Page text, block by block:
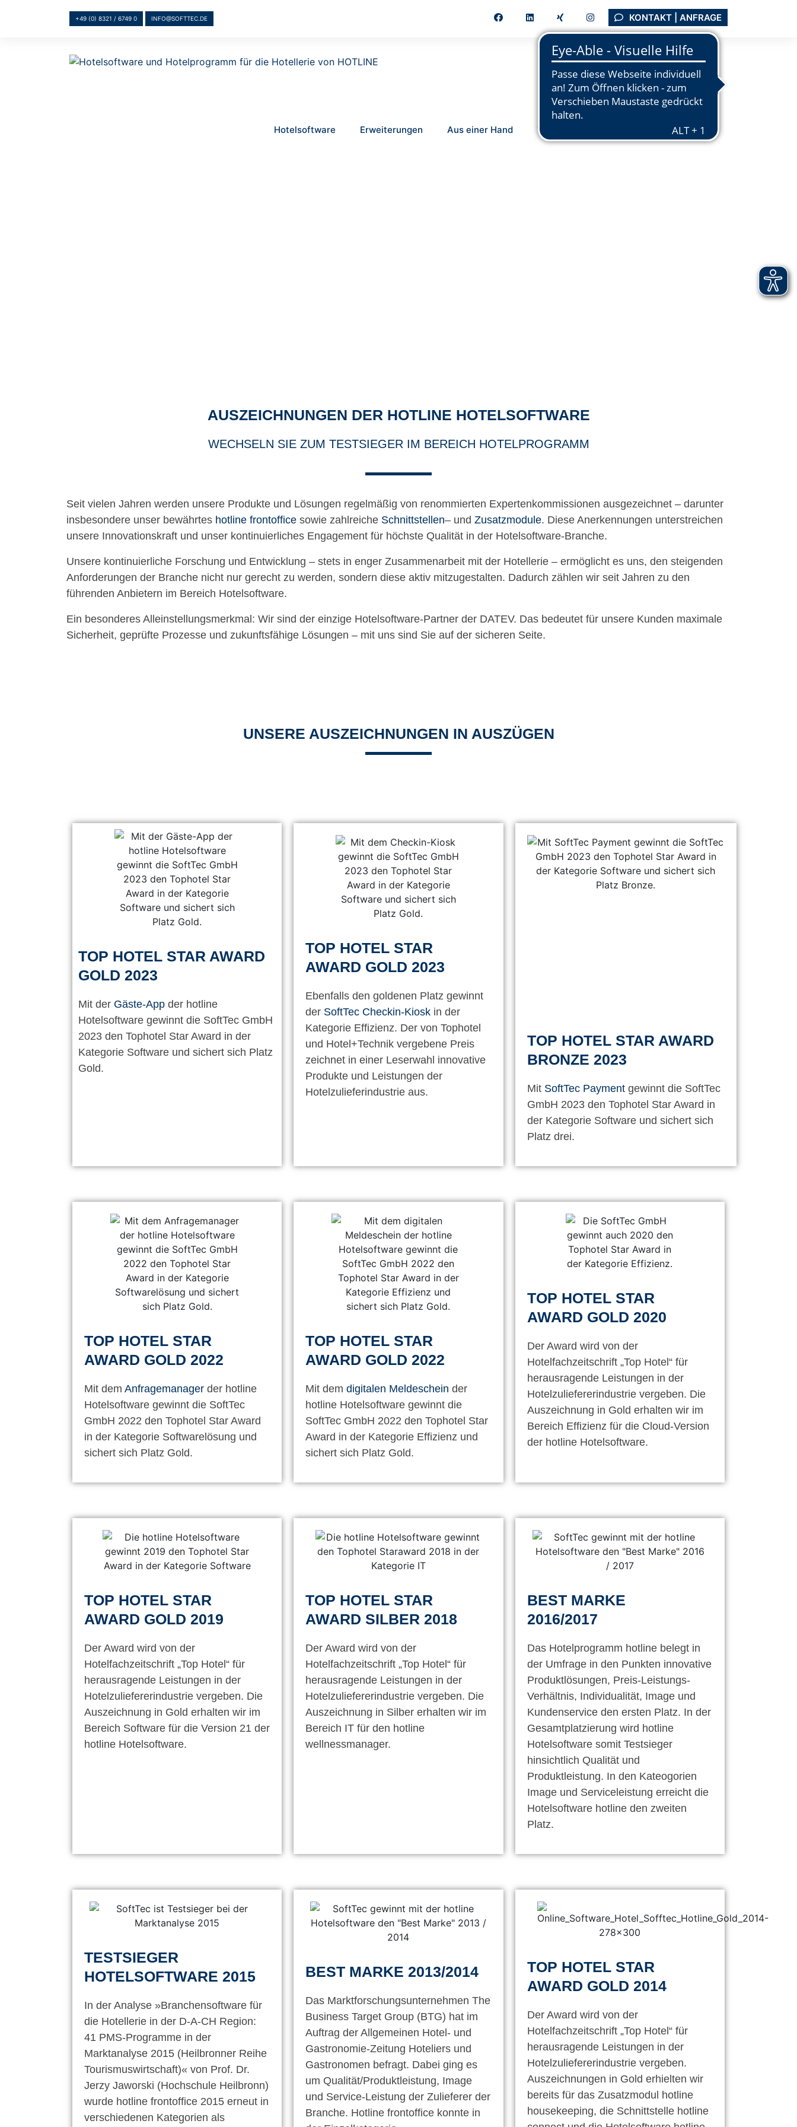
+49 (0) 8321 / 6749 0 INFO@SOFTTEC.DE KONTAKT | ANFRAGE
Hotelsoftware Erweiterungen Aus einer Hand Tutorials Unternehmen
AUSZEICHNUNGEN DER HOTLINE HOTELSOFTWARE
WECHSELN SIE ZUM TESTSIEGER IM BEREICH HOTELPROGRAMM
Seit vielen Jahren werden unsere Produkte und Lösungen regelmäßig von renommierten Expertenkommissionen ausgezeichnet – darunter
insbesondere unser bewährtes hotline frontoffice sowie zahlreiche Schnittstellen– und Zusatzmodule. Diese Anerkennungen unterstreichen
unsere Innovationskraft und unser kontinuierliches Engagement für höchste Qualität in der Hotelsoftware-Branche.
Unsere kontinuierliche Forschung und Entwicklung – stets in enger Zusammenarbeit mit der Hotellerie – ermöglicht es uns, den steigenden
Anforderungen der Branche nicht nur gerecht zu werden, sondern diese aktiv mitzugestalten. Dadurch zählen wir seit Jahren zu den
führenden Anbietern im Bereich Hotelsoftware.
Ein besonderes Alleinstellungsmerkmal: Wir sind der einzige Hotelsoftware-Partner der DATEV. Das bedeutet für unsere Kunden maximale
Sicherheit, geprüfte Prozesse und zukunftsfähige Lösungen – mit uns sind Sie auf der sicheren Seite.
UNSERE AUSZEICHNUNGEN IN AUSZÜGEN
TOP HOTEL STAR AWARD
GOLD 2023
Mit der Gäste-App der hotline
Hotelsoftware gewinnt die SoftTec GmbH
2023 den Tophotel Star Award in der
Kategorie Software und sichert sich Platz
Gold.
TOP HOTEL STAR
AWARD GOLD 2023
Ebenfalls den goldenen Platz gewinnt
der SoftTec Checkin-Kiosk in der
Kategorie Effizienz. Der von Tophotel
und Hotel+Technik vergebene Preis
zeichnet in einer Leserwahl innovative
Produkte und Leistungen der
Hotelzulieferindustrie aus.
TOP HOTEL STAR AWARD
BRONZE 2023
Mit SoftTec Paymentgewinnt die SoftTec
GmbH 2023 den Tophotel Star Award in
der Kategorie Software und sichert sich
Platz drei.
TOP HOTEL STAR
AWARD GOLD 2022
Mit dem Anfragemanager der hotline
Hotelsoftware gewinnt die SoftTec
GmbH 2022 den Tophotel Star Award
in der Kategorie Softwarelösung und
sichert sich Platz Gold.
TOP HOTEL STAR
AWARD GOLD 2022
Mit demdigitalen Meldeschein der
hotline Hotelsoftware gewinnt die
SoftTec GmbH 2022 den Tophotel Star
Award in der Kategorie Effizienz und
sichert sich Platz Gold.
TOP HOTEL STAR
AWARD GOLD 2020
Der Award wird von der
Hotelfachzeitschrift „Top Hotel“ für
herausragende Leistungen in der
Hotelzuliefererindustrie vergeben. Die
Auszeichnung in Gold erhalten wir im
Bereich Effizienz für die Cloud-Version
der hotline Hotelsoftware.
TOP HOTEL STAR
AWARD GOLD 2019
Der Award wird von der
Hotelfachzeitschrift „Top Hotel“ für
herausragende Leistungen in der
Hotelzuliefererindustrie vergeben. Die
Auszeichnung in Gold erhalten wir im
Bereich Software für die Version 21 der
hotline Hotelsoftware.
TOP HOTEL STAR
AWARD SILBER 2018
Der Award wird von der
Hotelfachzeitschrift „Top Hotel“ für
herausragende Leistungen in der
Hotelzuliefererindustrie vergeben. Die
Auszeichnung in Silber erhalten wir im
Bereich IT für den hotline
wellnessmanager.
BEST MARKE
2016/2017
Das Hotelprogramm hotline belegt in
der Umfrage in den Punkten innovative
Produktlösungen, Preis-Leistungs-
Verhältnis, Individualität, Image und
Kundenservice den ersten Platz. In der
Gesamtplatzierung wird hotline
Hotelsoftware somit Testsieger
hinsichtlich Qualität und
Produktleistung. In den Kateogorien
Image und Serviceleistung erreicht die
Hotelsoftware hotline den zweiten
Platz.
TESTSIEGER
HOTELSOFTWARE 2015
In der Analyse »Branchensoftware für
die Hotellerie in der D-A-CH Region:
41 PMS-Programme in der
Marktanalyse 2015 (Heilbronner Reihe
Tourismuswirtschaft)« von Prof. Dr.
Jerzy Jaworski (Hochschule Heilbronn)
wurde hotline frontoffice 2015 erneut in
verschiedenen Kategorien als
BEST MARKE 2013/2014
Das Marktforschungsunternehmen The
Business Target Group (BTG) hat im
Auftrag der Allgemeinen Hotel- und
Gastronomie-Zeitung Hoteliers und
Gastronomen befragt. Dabei ging es
um Qualität/Produktleistung, Image
und Service-Leistung der Zulieferer der
Branche. Hotline frontoffice konnte in
TOP HOTEL STAR
AWARD GOLD 2014
Der Award wird von der
Hotelfachzeitschrift „Top Hotel“ für
herausragende Leistungen in der
Hotelzuliefererindustrie vergeben.
Auszeichnungen in Gold erhielten wir
bereits für das Zusatzmodul hotline
housekeeping, die Schnittstelle hotline